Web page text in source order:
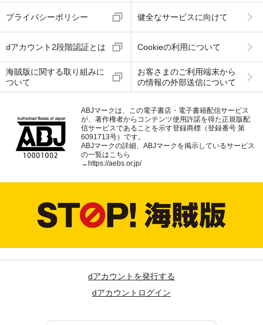
プライバシーポリシー 健全なサービスに向けて
dアカウント2段階認証とは Cookieの利用について
海賊版に関する取り組みに
ついて
お客さまのご利用端末から
の情報の外部送信について
ABJマークは、この電子書店・電子書籍配信サービス
が、著作権者からコンテンツ使用許諾を得た正規版配
信サービスであることを示す登録商標（登録番号 第
6091713号）です。
ABJマークの詳細、ABJマークを掲示しているサービス
の一覧はこちら
→ https://aebs.or.jp/
dアカウントを発行する
dアカウントログイン